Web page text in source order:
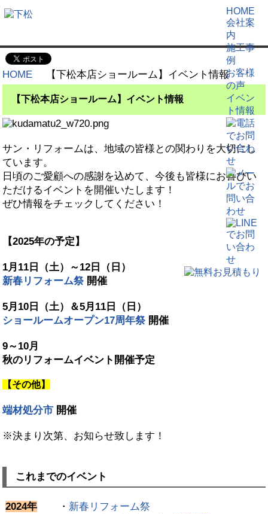
HOME
会社案
内
施工事
例
お客様
の声
イベン
ト情報
HOME 【下松本店ショールーム】イベント情報
【下松本店ショールーム】イベント情報
サン・リフォームは、地域の皆様との関わりを大切にし
ています。
日頃のご愛顧への感謝を込めて、今後も皆様にお喜びい
ただけるイベントを開催いたします！
ぜひ情報をチェックしてください！
【2025年の予定】
1月11日（土）～12日（日）
新春リフォーム祭 開催
5月10日（土）＆5月11日（日）
ショールームオープン17周年祭 開催
9～10月
秋のリフォームイベント開催予定
【その他】
端材処分市 開催
※決まり次第、お知らせ致します！
これまでのイベント
2024年 ・ 新春リフォーム祭